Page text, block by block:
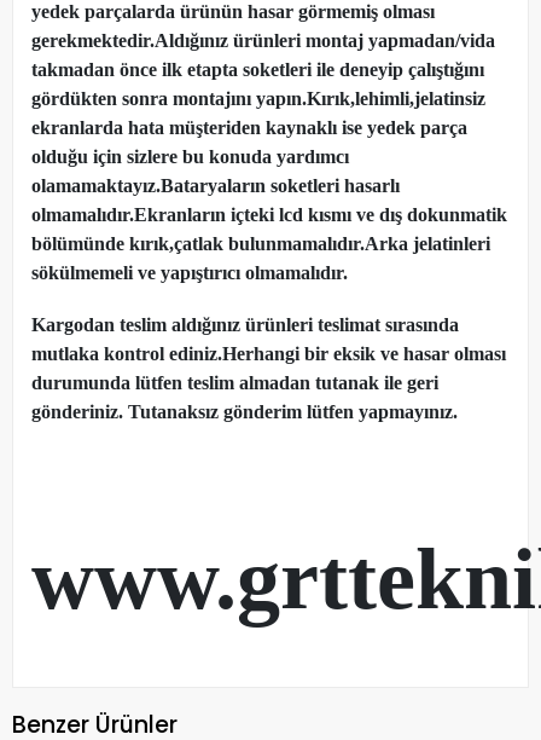
yedek parçalarda ürünün hasar görmemiş olması
gerekmektedir.Aldığınız ürünleri montaj yapmadan/vida
takmadan önce ilk etapta soketleri ile deneyip çalıştığını
gördükten sonra montajını yapın.Kırık,lehimli,jelatinsiz
ekranlarda hata müşteriden kaynaklı ise yedek parça
olduğu için sizlere bu konuda yardımcı
olamamaktayız.Bataryaların soketleri hasarlı
olmamalıdır.Ekranların içteki lcd kısmı ve dış dokunmatik
bölümünde kırık,çatlak bulunmamalıdır.Arka jelatinleri
sökülmemeli ve yapıştırıcı olmamalıdır.
Kargodan teslim aldığınız ürünleri teslimat sırasında
mutlaka kontrol ediniz.Herhangi bir eksik ve hasar olması
durumunda lütfen teslim almadan tutanak ile geri
gönderiniz. Tutanaksız gönderim lütfen yapmayınız.
Benzer Ürünler